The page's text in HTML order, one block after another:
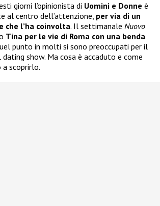
giorni l’opinionista di Uomini e Donne è
al centro dell’attenzione, per via di un
che l’ha coinvolta. Il settimanale Nuovo
Tina per le vie di Roma con una benda
punto in molti si sono preoccupati per il
show. Ma cosa è accaduto e come
a scoprirlo.